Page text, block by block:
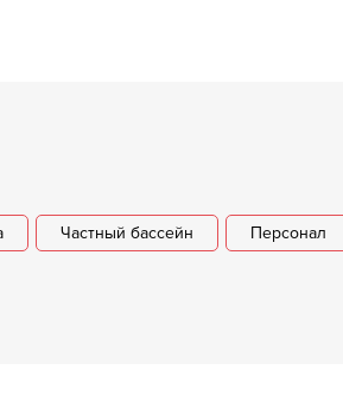
Частный бассейн Персонал